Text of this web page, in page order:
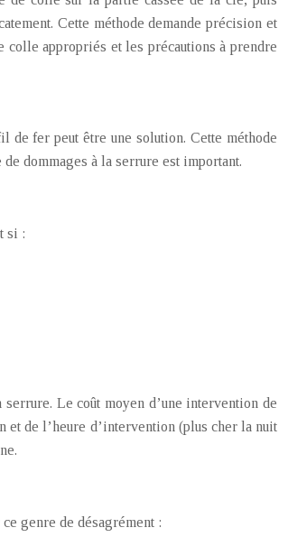
Cette méthode demande précision et
appropriés et les précautions à prendre
de fer peut être une solution. Cette méthode
dommages à la serrure est important.
si :
Le coût moyen d’une intervention de
et de l’heure d’intervention (plus cher la nuit
genre de désagrément :